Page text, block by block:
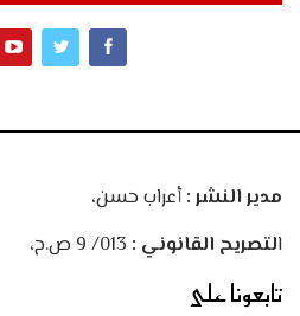
مدير النشر :أعراب حسن،
التصريح القانوني :
تابعونا على